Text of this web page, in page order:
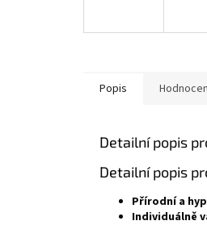
Popis
Detailní popis
Detailní popis
Přírodní a
Individuálně